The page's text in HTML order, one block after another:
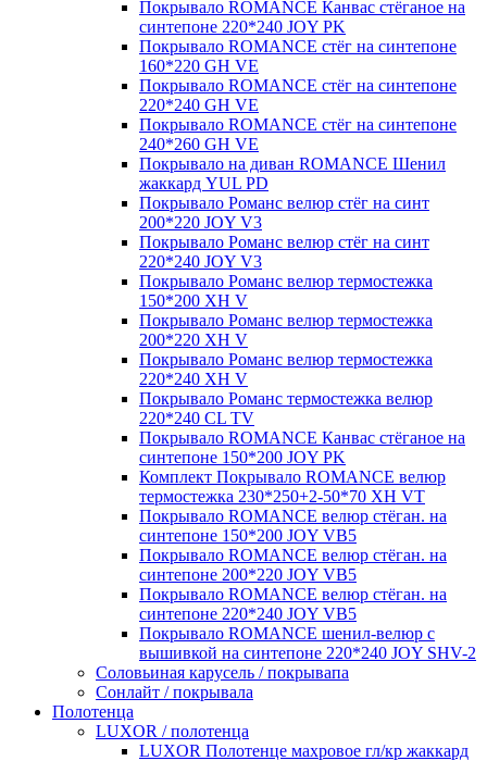
Покрывало ROMANCE Канвас стёганое на
синтепоне 220*240 JOY PK
Покрывало ROMANCE стёг на синтепоне
160*220 GH VE
Покрывало ROMANCE стёг на синтепоне
220*240 GH VE
Покрывало ROMANCE стёг на синтепоне
240*260 GH VE
Покрывало на диван ROMANCE Шенил
жаккард YUL PD
Покрывало Романс велюр стёг на синт
200*220 JOY V3
Покрывало Романс велюр стёг на синт
220*240 JOY V3
Покрывало Романс велюр термостежка
150*200 XH V
Покрывало Романс велюр термостежка
200*220 XH V
Покрывало Романс велюр термостежка
220*240 XH V
Покрывало Романс термостежка велюр
220*240 CL TV
Покрывало ROMANCE Канвас стёганое на
синтепоне 150*200 JOY PK
Комплект Покрывало ROMANCE велюр
термостежка 230*250+2-50*70 XH VT
Покрывало ROMANCE велюр стёган. на
синтепоне 150*200 JOY VB5
Покрывало ROMANCE велюр стёган. на
синтепоне 200*220 JOY VB5
Покрывало ROMANCE велюр стёган. на
синтепоне 220*240 JOY VB5
Покрывало ROMANCE шенил-велюр с
вышивкой на синтепоне 220*240 JOY SHV-2
Соловьиная карусель / покрывапа
Сонлайт / покрывала
Полотенца
LUXOR / полотенца
LUXOR Полотенце махровое гл/кр жаккард